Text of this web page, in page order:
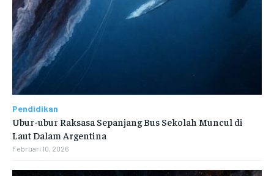
Pendidikan
Ubur-ubur Raksasa Sepanjang Bus Sekolah Muncul di
Laut Dalam Argentina
Februari 10, 2026